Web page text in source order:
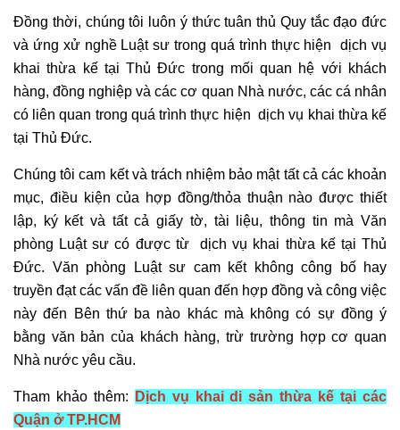
hôn
nhân
gia
đình
0909
160684
Tổng
đài
tư
vấn
luật
doanh
nghiệp
0978845617
Hợp
đồng
và
Văn
bản
Đồng thời, chúng tôi luôn ý thức tuân thủ Quy tắc đạo đức
và ứng xử nghề Luật sư trong quá trình thực hiện dịch vụ
khai thừa kế tại Thủ Đức trong mối quan hệ với khách
hàng, đồng nghiệp và các cơ quan Nhà nước, các cá nhân
có liên quan trong quá trình thực hiện dịch vụ khai thừa kế
tại Thủ Đức.
Chúng tôi cam kết và trách nhiệm bảo mật tất cả các khoản
mục, điều kiện của hợp đồng/thỏa thuận nào được thiết
lập, ký kết và tất cả giấy tờ, tài liệu, thông tin mà Văn
phòng Luật sư có được từ dịch vụ khai thừa kế tại Thủ
Đức. Văn phòng Luật sư cam kết không công bố hay
truyền đạt các vấn đề liên quan đến hợp đồng và công việc
này đến Bên thứ ba nào khác mà không có sự đồng ý
bằng văn bản của khách hàng, trừ trường hợp cơ quan
Nhà nước yêu cầu.
Tham khảo thêm:
Dịch vụ khai di sản thừa kế tại các
Quận ở TP.HCM